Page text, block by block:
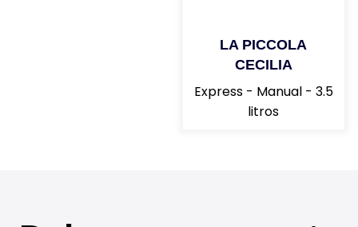
LA PICCOLA
CECILIA
Express - Manual - 3.5
litros